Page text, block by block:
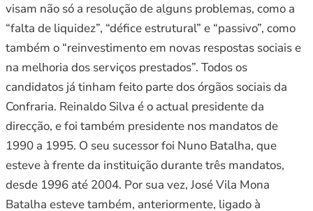
visam não só a resolução de alguns problemas, como a
“falta de liquidez”, “défice estrutural” e “passivo”, como
também o “reinvestimento em novas respostas sociais e
na melhoria dos serviços prestados”. Todos os
candidatos já tinham feito parte dos órgãos sociais da
Confraria. Reinaldo Silva é o actual presidente da
direcção, e foi também presidente nos mandatos de
1990 a 1995. O seu sucessor foi Nuno Batalha, que
esteve à frente da instituição durante três mandatos,
desde 1996 até 2004. Por sua vez, José Vila Mona
Batalha esteve também, anteriormente, ligado à